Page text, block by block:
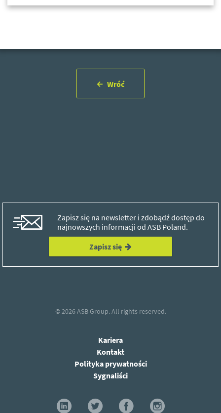
Wróć
Zapisz się na newsletter i zdobądź dostęp do
najnowszych informacji od ASB Poland.
Zapisz się
© 2026ASB Group.All rights reserved.
Kariera
Kontakt
Polityka prywatności
Sygnaliści